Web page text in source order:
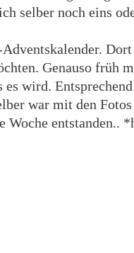
selber noch eins
Genauso früh
wird.
war mit den
Woche entstanden..